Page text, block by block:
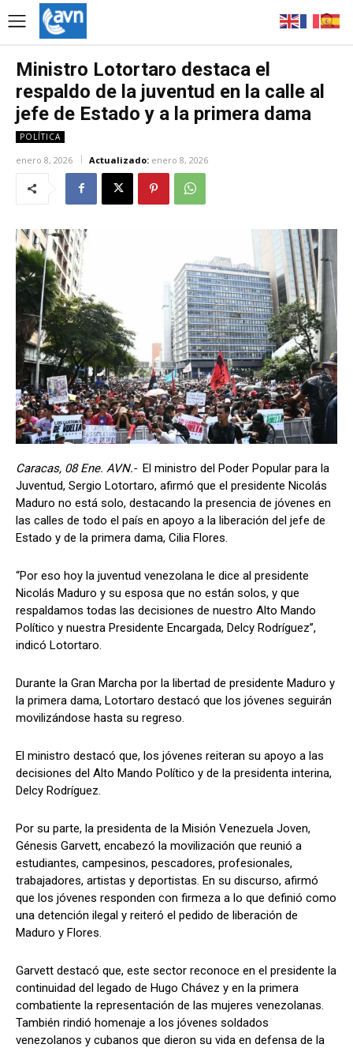
Ministro Lotortaro destaca el
respaldo de la juventud en la calle al
jefe de Estado y a la primera dama
POLÍTICA
enero 8, 2026 Actualizado: enero 8, 2026
Caracas, 08 Ene. AVN.- El ministro del Poder Popular para la
Juventud, Sergio Lotortaro, afirmó que el presidente Nicolás
Maduro no está solo, destacando la presencia de jóvenes en
las calles de todo el país en apoyo a la liberación del jefe de
Estado y de la primera dama, Cilia Flores.
“Por eso hoy la juventud venezolana le dice al presidente
Nicolás Maduro y su esposa que no están solos, y que
respaldamos todas las decisiones de nuestro Alto Mando
Político y nuestra Presidente Encargada, Delcy Rodríguez”,
indicó Lotortaro.
Durante la Gran Marcha por la libertad de presidente Maduro y
la primera dama, Lotortaro destacó que los jóvenes seguirán
movilizándose hasta su regreso.
El ministro destacó que, los jóvenes reiteran su apoyo a las
decisiones del Alto Mando Político y de la presidenta interina,
Delcy Rodríguez.
Por su parte, la presidenta de la Misión Venezuela Joven,
Génesis Garvett, encabezó la movilización que reunió a
estudiantes, campesinos, pescadores, profesionales,
trabajadores, artistas y deportistas. En su discurso, afirmó
que los jóvenes responden con firmeza a lo que definió como
una detención ilegal y reiteró el pedido de liberación de
Maduro y Flores.
Garvett destacó que, este sector reconoce en el presidente la
continuidad del legado de Hugo Chávez y en la primera
combatiente la representación de las mujeres venezolanas.
También rindió homenaje a los jóvenes soldados
venezolanos y cubanos que dieron su vida en defensa de la